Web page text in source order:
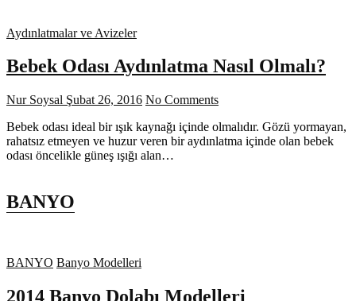
Aydınlatmalar ve Avizeler
Bebek Odası Aydınlatma Nasıl Olmalı?
Nur Soysal Şubat 26, 2016 No Comments
Bebek odası ideal bir ışık kaynağı içinde olmalıdır. Gözü yormayan,
rahatsız etmeyen ve huzur veren bir aydınlatma içinde olan bebek
odası öncelikle güneş ışığı alan…
BANYO
BANYO Banyo Modelleri
2014 Banyo Dolabı Modelleri